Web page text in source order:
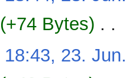
+74 Bytes
18:43, 23.